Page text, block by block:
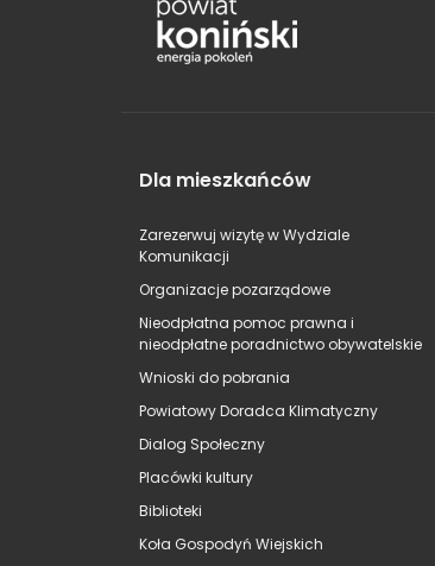
Dla mieszkańców
Zarezerwuj wizytę w Wydziale
Komunikacji
Organizacje pozarządowe
Nieodpłatna pomoc prawna i
nieodpłatne poradnictwo obywatelskie
Wnioski do pobrania
Powiatowy Doradca Klimatyczny
Dialog Społeczny
Placówki kultury
Biblioteki
Koła Gospodyń Wiejskich